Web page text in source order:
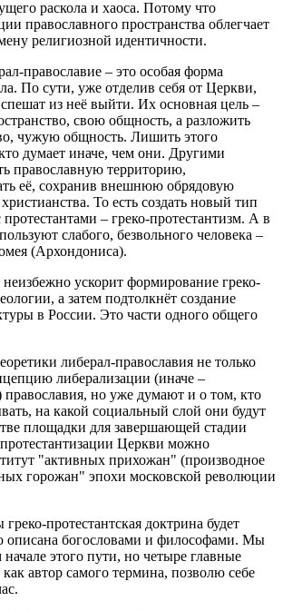
раскола и хаоса. Потому что
православного пространства облегчает
религиозной идентичности.
православие – это особая форма
По сути, уже отделив себя от Церкви,
из неё выйти. Их основная цель –
свою общность, а разложить
чужую общность. Лишить этого
думает иначе, чем они. Другими
православную территорию,
её, сохранив внешнюю обрядовую
То есть создать новый тип
– греко-протестантизм. А в
слабого, безвольного человека –
(Архондониса).
ускорит формирование греко-
а затем подтолкнёт создание
в России. Это части одного общего
либерал-православия не только
либерализации (иначе –
православия, но уже думают и о том, кто
на какой социальный слой они будут
площадки для завершающей стадии
Церкви можно
"активных прихожан" (производное
горожан" эпохи московской революции
протестантская доктрина будет
описана богословами и философами. Мы
этого пути, но четыре главные
автор самого термина, позволю себе